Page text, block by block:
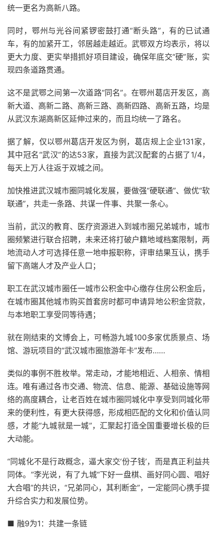
统一更名为高新八路。
同时，鄂州与光谷间紧锣密鼓打通“断头路”，有的已试通
车，有的加紧开工，邻居越走越近。武鄂双方均表示，将以
更大力度、更实举措抓好项目建设，确保年底交“硬”账，实
现四条道路贯通。
这不是武鄂之间第一次道路“同名”。在鄂州葛店开发区，高
新大道、高新二路、高新三路、高新四路、高新五路，均是
从武汉东湖高新区延伸过来的，而且均统一了路名。
据了解，仅以鄂州葛店开发区为例，葛店规上企业131家，
其中冠名“武汉”的达53家，直接为武汉配套的占据了1/4，
每天上万人往返于双城之间。
加快推进武汉城市圈同城化发展，要做强“硬联通”、做优“软
联通”，共走一条路、共谋一件事、共聚一条心。
当前，武汉的教育、医疗资源进入到城市圈兄弟城市，城市
圈频繁进行联合招聘，未来还将打破户籍地域档案限制，两
地流动人才可选择任意一地申报职称，评审结果互认，携手
留下高端人才及产业人口；
职工在武汉城市圈任一城市公积金中心缴存住房公积金后，
在城市圈其他城市购买首套房时都可申请异地公积金贷款，
与本地职工享受同等待遇；
就在刚结束的文博会上，可畅游九城100多家优质景点、场
馆、游玩项目的“武汉城市圈旅游年卡”发布……
类似的事例不胜枚举。常走动，才能地相近、人相亲、情相
连。唯有通过各市交通、物流、信息、能源、基础设施等网
络的高度耦合，让老百姓在城市圈同城化中享受到同城化带
来的便利性，有更大获得感，形成相匹配的文化和价值认同
感，才能“九城就是一城”，汇聚起打造全国重要增长极的巨
大动能。
“同城化不是行政概念，逼大家交‘份子钱’，而是真正利益共
同体。”李光说，有了九城“下好一盘棋、画好同心圆、唱好
大合唱”的共识，“兄弟同心，其利断金”，一定能同心携手提
升综合实力和发展位势。
■ 融9为1：共建一条链